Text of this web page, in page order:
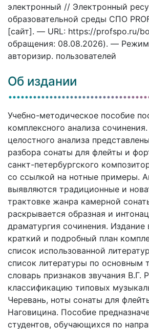
электронный // Электронный
образовательной среды СПО
[сайт]. — URL: https://profspo.ru/
обращения: 08.08.2026). — Режим
авторизир. пользователей
Об издании
Учебно-методическое пособие
комплексного анализа
целостного анализа
разбора сонаты для флейты и
санкт-петербургского
со ссылкой на нотные примеры.
выявляются традиционные и
трактовке жанра камерной
раскрывается образная и
драматургия сочинения. Издание
краткий и подробный план
список использованной
список литературы по основным
словарь признаков звучания В.Г.
классификацию типовых
Черевань, ноты сонаты для
Наговицина. Пособие
студентов, обучающихся по